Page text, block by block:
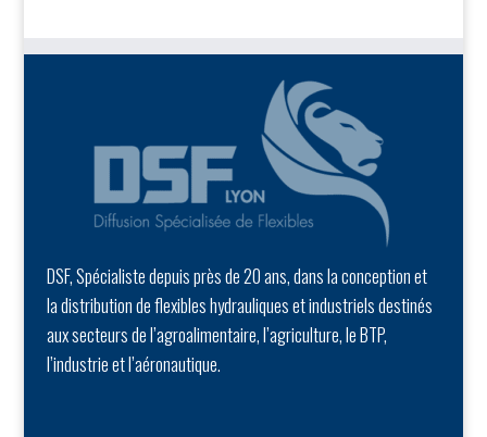
DSF, Spécialiste depuis près de 20 ans, dans la conception et
la distribution de flexibles hydrauliques et industriels destinés
aux secteurs de l’agroalimentaire, l’agriculture, le BTP,
l’industrie et l’aéronautique.